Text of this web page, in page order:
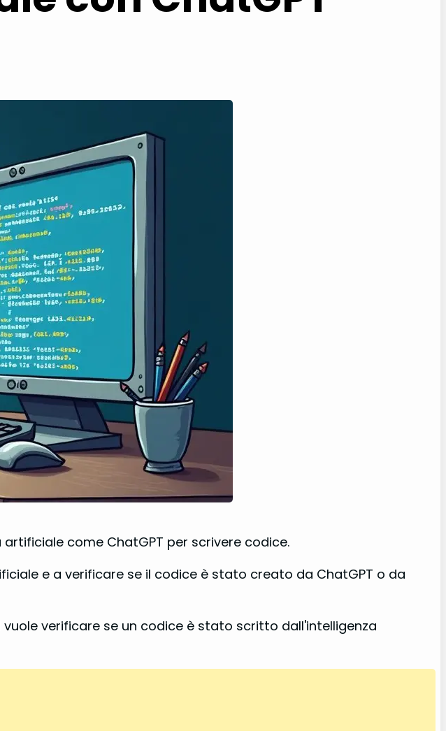
come ChatGPT per scrivere codice.
e a verificare se il codice è stato creato da ChatGPT o da
verificare se un codice è stato scritto dall'intelligenza